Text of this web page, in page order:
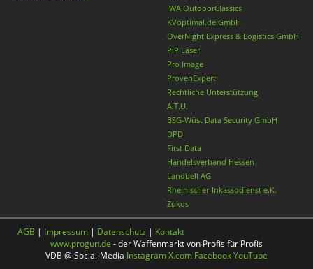
IWA OutdoorClassics
KVoptimal.de GmbH
OverNight Express & Logistics GmbH
PiP Laser
Pro Image
ProvenExpert
Rechtliche Unterstützung
A.T.U.
BSG-Wüst Data Security GmbH
DPD
First Data
Handelsverband Hessen
Landbell AG
Rheinischer-Inkassodienst e.K.
Zukos
AGB | Impressum | Datenschutz | Kontakt
www.progun.de - der Waffenmarkt von Profis für Profis
VDB @ Social-Media InstagramX.com FacebookYouTube